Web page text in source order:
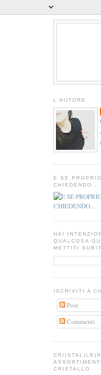
L'AUTORE
E SE
CHIEDENDO...
HAI
QUALCOSA
METTITI
ISCRIVITI A
Post
Commenti
CRISTALLO